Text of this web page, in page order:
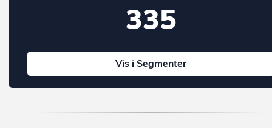
335
Vis i Segmenter